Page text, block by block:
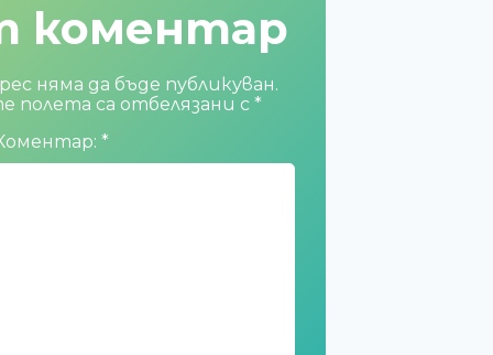
коментар
няма да бъде публикуван.
полета са отбелязани с *
*